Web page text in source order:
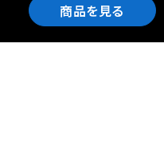
商品を見る